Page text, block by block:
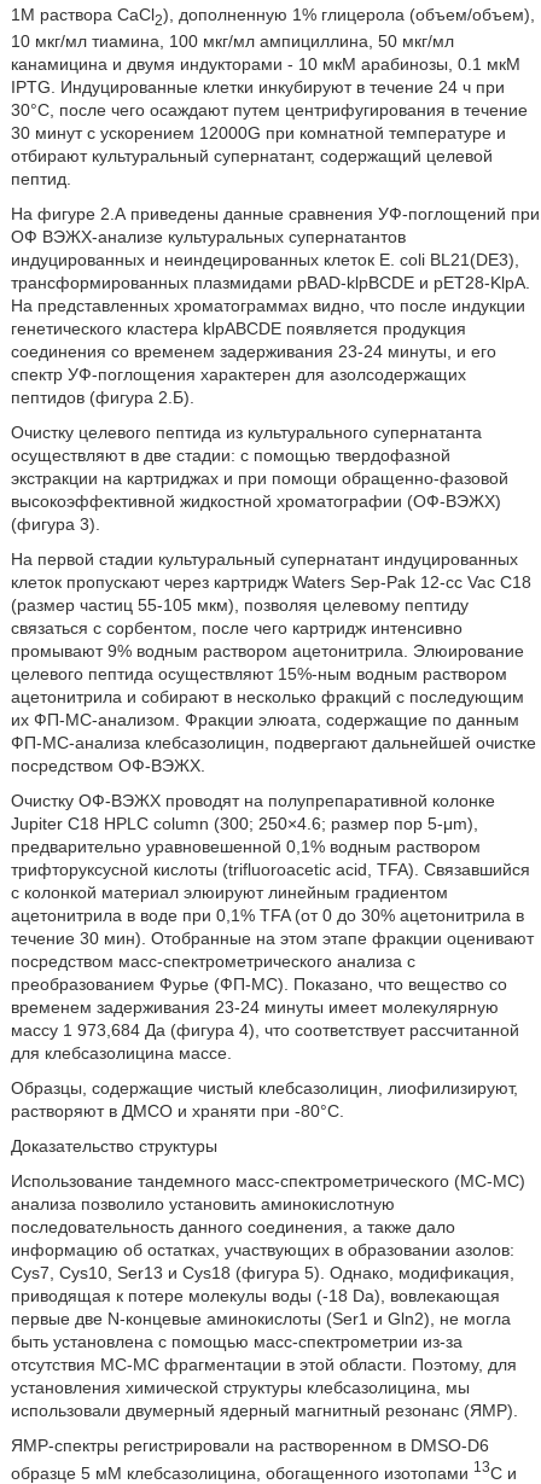
1М раствора CaCl2), дополненную 1% глицерола (объем/объем),
10 мкг/мл тиамина, 100 мкг/мл ампициллина, 50 мкг/мл
канамицина и двумя индукторами - 10 мкМ арабинозы, 0.1 мкМ
IPTG. Индуцированные клетки инкубируют в течение 24 ч при
30°С, после чего осаждают путем центрифугирования в течение
30 минут с ускорением 12000G при комнатной температуре и
отбирают культуральный супернатант, содержащий целевой
пептид.
На фигуре 2.А приведены данные сравнения УФ-поглощений при
ОФ ВЭЖХ-анализе культуральных супернатантов
индуцированных и неиндецированных клеток Е. coli BL21(DE3),
трансформированных плазмидами pBAD-klpBCDE и рЕТ28-KlpA.
На представленных хроматограммах видно, что после индукции
генетического кластера klpABCDE появляется продукция
соединения со временем задерживания 23-24 минуты, и его
спектр УФ-поглощения характерен для азолсодержащих
пептидов (фигура 2.Б).
Очистку целевого пептида из культурального супернатанта
осуществляют в две стадии: с помощью твердофазной
экстракции на картриджах и при помощи обращенно-фазовой
высокоэффективной жидкостной хроматографии (ОФ-ВЭЖХ)
(фигура 3).
На первой стадии культуральный супернатант индуцированных
клеток пропускают через картридж Waters Sep-Pak 12-сс Vac С18
(размер частиц 55-105 мкм), позволяя целевому пептиду
связаться с сорбентом, после чего картридж интенсивно
промывают 9% водным раствором ацетонитрила. Элюирование
целевого пептида осуществляют 15%-ным водным раствором
ацетонитрила и собирают в несколько фракций с последующим
их ФП-МС-анализом. Фракции элюата, содержащие по данным
ФП-МС-анализа клебсазолицин, подвергают дальнейшей очистке
посредством ОФ-ВЭЖХ.
Очистку ОФ-ВЭЖХ проводят на полупрепаративной колонке
Jupiter С18 HPLC column (300; 250×4.6; размер пор 5-μm),
предварительно уравновешенной 0,1% водным раствором
трифторуксусной кислоты (trifluoroacetic acid, TFA). Связавшийся
с колонкой материал элюируют линейным градиентом
ацетонитрила в воде при 0,1% TFA (от 0 до 30% ацетонитрила в
течение 30 мин). Отобранные на этом этапе фракции оценивают
посредством масс-спектрометрического анализа с
преобразованием Фурье (ФП-МС). Показано, что вещество со
временем задерживания 23-24 минуты имеет молекулярную
массу 1 973,684 Да (фигура 4), что соответствует рассчитанной
для клебсазолицина массе.
Образцы, содержащие чистый клебсазолицин, лиофилизируют,
растворяют в ДМСО и храняти при -80°С.
Доказательство структуры
Использование тандемного масс-спектрометрического (МС-МС)
анализа позволило установить аминокислотную
последовательность данного соединения, а также дало
информацию об остатках, участвующих в образовании азолов:
Cys7, Cys10, Ser13 и Cys18 (фигура 5). Однако, модификация,
приводящая к потере молекулы воды (-18 Da), вовлекающая
первые две N-концевые аминокислоты (Ser1 и Gln2), не могла
быть установлена с помощью масс-спектрометрии из-за
отсутствия МС-МС фрагментации в этой области. Поэтому, для
установления химической структуры клебсазолицина, мы
использовали двумерный ядерный магнитный резонанс (ЯМР).
ЯМР-спектры регистрировали на растворенном в DMSO-D6
образце 5 мМ клебсазолицина, обогащенного изотопами 13С и